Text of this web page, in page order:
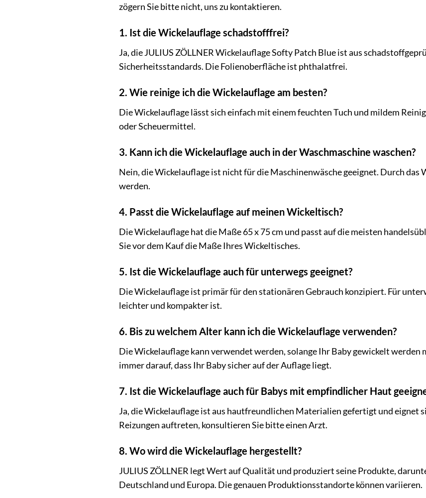
zögern Sie bitte nicht, uns zu kontaktieren.
1. Ist die Wickelauflage schadstofffrei?
Ja, die JULIUS ZÖLLNER Wickelauflage Softy Patch Blue ist aus
Sicherheitsstandards. Die Folienoberfläche ist phthalatfrei.
2. Wie reinige ich die Wickelauflage am besten?
Die Wickelauflage lässt sich einfach mit einem feuchten Tuch und mildem
oder Scheuermittel.
3. Kann ich die Wickelauflage auch in der Waschmaschine waschen?
Nein, die Wickelauflage ist nicht für die Maschinenwäsche geeignet. Durch das
werden.
4. Passt die Wickelauflage auf meinen Wickeltisch?
Die Wickelauflage hat die Maße 65 x 75 cm und passt auf die meisten
Sie vor dem Kauf die Maße Ihres Wickeltisches.
5. Ist die Wickelauflage auch für unterwegs geeignet?
Die Wickelauflage ist primär für den stationären Gebrauch konzipiert. Für
leichter und kompakter ist.
6. Bis zu welchem Alter kann ich die Wickelauflage verwenden?
Die Wickelauflage kann verwendet werden, solange Ihr Baby gewickelt werden
immer darauf, dass Ihr Baby sicher auf der Auflage liegt.
7. Ist die Wickelauflage auch für Babys mit empfindlicher Haut
Ja, die Wickelauflage ist aus hautfreundlichen Materialien gefertigt und eignet
Reizungen auftreten, konsultieren Sie bitte einen Arzt.
8. Wo wird die Wickelauflage hergestellt?
JULIUS ZÖLLNER legt Wert auf Qualität und produziert seine Produkte,
Deutschland und Europa. Die genauen Produktionsstandorte können variieren.